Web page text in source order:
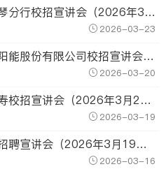
【企业宣讲会】广州银行横琴分行校招宣讲会（2026年3月26日）
2026-03-23
【企业宣讲会】珠海高景太阳能股份有限公司校招宣讲会（2026年3月25日）
2026-03-20
【企业宣讲会】香港中银人寿校招宣讲会（2026年3月24日）
2026-03-19
【企业宣讲会】迪卡侬校园招聘宣讲会（2026年3月19日）
2026-03-16